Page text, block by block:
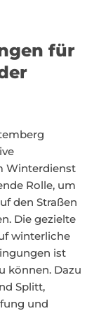
für
Winterdienst
Rolle, um
den Straßen
Die gezielte
winterliche
ist
können. Dazu
Splitt,
und